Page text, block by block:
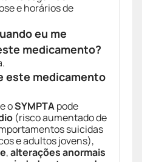
e horários de
eu me
medicamento?
este medicamento
oSYMPTApode
(risco aumentado de
suicidas
e adultos jovens),
,alterações anormais